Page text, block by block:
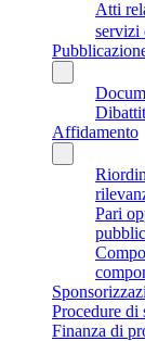
Atti
servizi
Affidamento
Pari
Procedure di
Finanza di